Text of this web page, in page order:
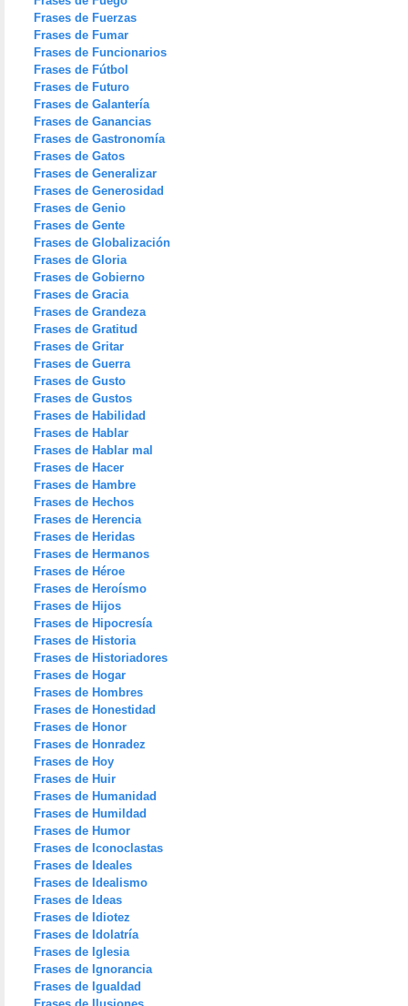
Frases de Fuerzas
Frases de Fumar
Frases de Funcionarios
Frases de Fútbol
Frases de Futuro
Frases de Galantería
Frases de Ganancias
Frases de Gastronomía
Frases de Gatos
Frases de Generalizar
Frases de Generosidad
Frases de Genio
Frases de Gente
Frases de Globalización
Frases de Gloria
Frases de Gobierno
Frases de Gracia
Frases de Grandeza
Frases de Gratitud
Frases de Gritar
Frases de Guerra
Frases de Gusto
Frases de Gustos
Frases de Habilidad
Frases de Hablar
Frases de Hablar mal
Frases de Hacer
Frases de Hambre
Frases de Hechos
Frases de Herencia
Frases de Heridas
Frases de Hermanos
Frases de Héroe
Frases de Heroísmo
Frases de Hijos
Frases de Hipocresía
Frases de Historia
Frases de Historiadores
Frases de Hogar
Frases de Hombres
Frases de Honestidad
Frases de Honor
Frases de Honradez
Frases de Hoy
Frases de Huir
Frases de Humanidad
Frases de Humildad
Frases de Humor
Frases de Iconoclastas
Frases de Ideales
Frases de Idealismo
Frases de Ideas
Frases de Idiotez
Frases de Idolatría
Frases de Iglesia
Frases de Ignorancia
Frases de Igualdad